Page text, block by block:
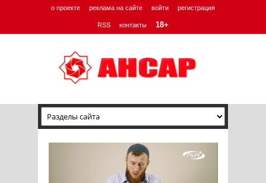
о проекте реклама на сайте войти регистрация
RSS контакты 18+